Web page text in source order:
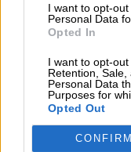
I want to opt-
Personal Data
Opted In
I want to opt-out
Retention,
Personal Data
Purposes for
Opted Out
CONFIRM
Comunidad de Madrid
Sanidad madrileña